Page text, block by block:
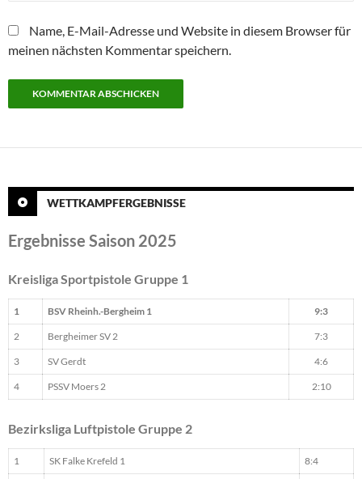
Name, E-Mail-Adresse und Website in diesem Browser für
meinen nächsten Kommentar speichern.
WETTKAMPFERGEBNISSE
Ergebnisse Saison 2025
Kreisliga Sportpistole Gruppe 1
1 BSV Rheinh.-Bergheim 1 9:3
2 Bergheimer SV 2 7:3
3 SV Gerdt 4:6
4 PSSV Moers 2 2:10
Bezirksliga Luftpistole Gruppe 2
1 SK Falke Krefeld 1 8:4